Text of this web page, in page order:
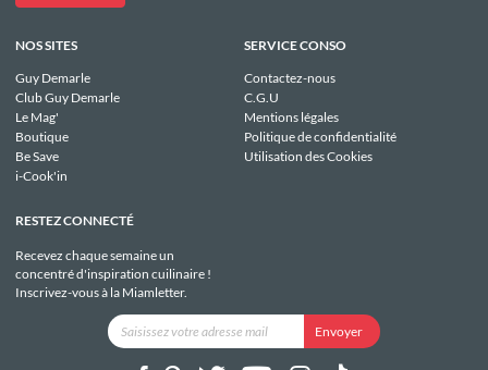
NOS SITES
Guy Demarle
Club Guy Demarle
Le Mag'
Boutique
Be Save
i-Cook'in
SERVICE CONSO
Contactez-nous
C.G.U
Mentions légales
Politique de confidentialité
Utilisation des Cookies
RESTEZ CONNECTÉ
Recevez chaque semaine un
concentré d'inspiration cuilinaire !
Inscrivez-vous à la Miamletter.